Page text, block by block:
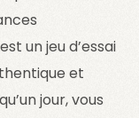
un jeu d’essai
et
jour, vous